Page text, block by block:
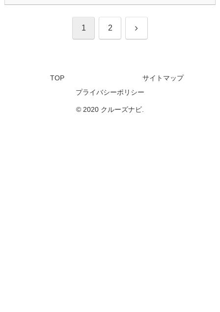
1 2 次
TOP
サイトマップ
プライバシーポリシー
© 2020 クルーズナビ.